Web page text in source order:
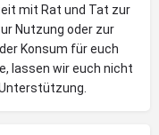
mit Rat und Tat zur
Nutzung oder zur
Konsum für euch
lassen wir euch nicht